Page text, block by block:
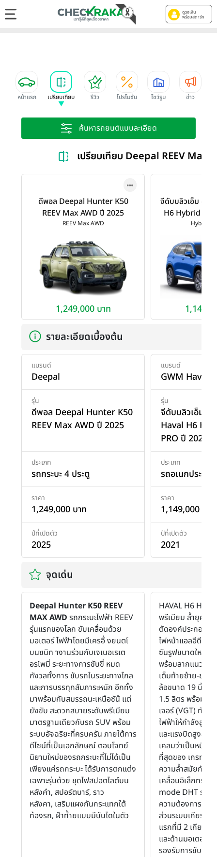
ดูวงเงิน
พร้อมสตาร์ท
หน้าแรก เปรียบเทียบ รีวิว โปรโมชั่น โชว์รูม ข่าว
ค้นหารถยนต์แบบละเอียด
เปรียบเทียบ Deepal REEV Max
ดีพอล Deepal Hunter K50
REEV Max AWD ปี 2025
REEV Max AWD
1,249,000 บาท
จีดับบลิวเอ็ม ฮาว
H6 Hybrid
Hybrid
รายละเอียดเบื้องต้น
แบรนด์
Deepal
รุ่น
ดีพอล Deepal Hunter K50
REEV Max AWD ปี 2025
ประเภท
รถกระบะ 4 ประตู
ราคา
1,249,000 บาท
ปีที่เปิดตัว
2025
แบรนด์
GWM Haval
รุ่น
จีดับบลิวเอ็ม ฮ
Haval H6
PRO ปี 2021
ประเภท
รถอเนกประสง
ราคา
1,149,000 บาท
ปีที่เปิดตัว
2021
จุดเด่น
Deepal Hunter K50 REEV
MAX AWD รถกระบะไฟฟ้า REEV
รุ่นแรกของโลก ขับเคลื่อนด้วย
มอเตอร์ ไฟฟ้าโดยมีเครอื่ งยนตเ์
บนซนิท างานร่วมกับเจเนอเรเต
อรเ์พมิ่ ระยะทางการขับขี่ หมด
กังวลทั้งการ ขับรถในระยะทางไกล
และการบรรทุกสัมภาระหนัก อีกทั้ง
มาพร้อมกับสมรรถนะเหนือชัน้ แต่
ยังขับ สะดวกสบายระดับพรีเมียม
มาตรฐานเดียวกับรถ SUV พร้อม
ระบบอัจฉริยะที่ครบครัน ภายใต้การ
ดีไซน์ที่เป็นเอกลักษณ์ ตอบโจทย์
นิยามใหม่ของรถกระบะที่ไม่ได้เป็น
เพียงแค่รถกระบะ ได้รับการตกแต่ง
เฉพาะรุ่นด้วย ชุดไฟสปอตไลต์บน
หลังคำ, สปอร์ตบาร์, ราว
หลังคา, เสริมแผงกันกระแทกใต้
ท้องรถ, ฝำท้ำยแบบมีบันไดในตัว
HAVAL H6
พรีเมียม ล้ำยุค เรี
ตัดองค์ประกอบที่ไ
ไฟหน้าแอลอีดี หลั
ซันรูฟขนาดใหญ่ ไ
พร้อมลากแนวเส้น
เต็มท้ายซ้าย-ขวา
ล้อขนาด 19 นิ้ว ติ
1.5 ลิตร พร้อมเท
เจอร์ (VGT) ทำง
ไฟฟ้าให้กำลังสูงสุ
และแรงบิดสูงสุด
เคลมว่าเป็นหนึ่งใ
ที่สุดของ เกรท ว
ความล้ำสมัยกับกา
เคลื่อนอิเล็กทรอ
mode DHT รอง
ความต้องการ ช่ว
ส่วนระบบเกียร์เป็
แรกที่มี 2 เกียร์ ด้
และด้านมอเตอร์ขั
รองรับการขับเค